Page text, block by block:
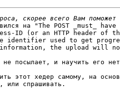
скорее всего Вам
на "The POST _must_
ID (or an HTTP header of
identifier used to get
information, the upload will
не посылает, и научить его
этот хедер самому, на
или спрашивать.